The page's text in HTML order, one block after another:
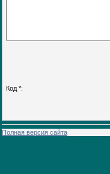
Код *:
Полная версия сайта